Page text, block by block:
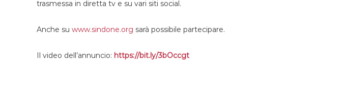
trasmessa in diretta tv e su vari siti social.
Anche su www.sindone.org sarà possibile partecipare.
Il video dell’annuncio: https://bit.ly/3bOccgt